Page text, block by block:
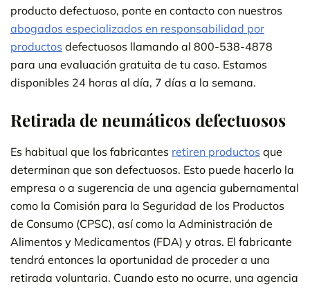
producto defectuoso, ponte en contacto con nuestros
abogados especializados en responsabilidad por
productos defectuosos llamando al 800-538-4878
para una evaluación gratuita de tu caso. Estamos
disponibles 24 horas al día, 7 días a la semana.
Retirada de neumáticos defectuosos
Es habitual que los fabricantes retiren productos que
determinan que son defectuosos. Esto puede hacerlo la
empresa o a sugerencia de una agencia gubernamental
como la Comisión para la Seguridad de los Productos
de Consumo (CPSC), así como la Administración de
Alimentos y Medicamentos (FDA) y otras. El fabricante
tendrá entonces la oportunidad de proceder a una
retirada voluntaria. Cuando esto no ocurre, una agencia